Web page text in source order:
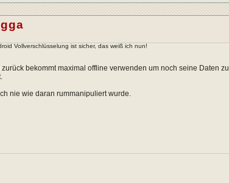
Vollverschlüsselung ist sicher, das weiß ich nun!
bekommt maximal offline verwenden um noch seine Daten
nie wie daran rummanipuliert wurde.